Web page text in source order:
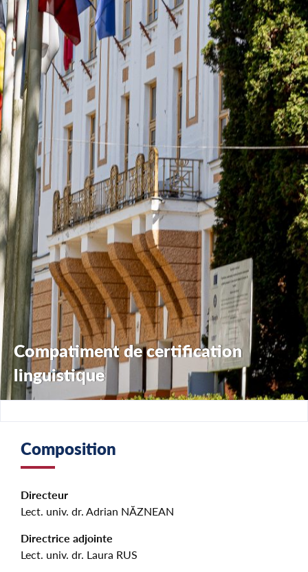
Compatiment de certification
linguistique
Composition
Directeur
Lect. univ. dr. Adrian NĂZNEAN
Directrice adjointe
Lect. univ. dr. Laura RUS